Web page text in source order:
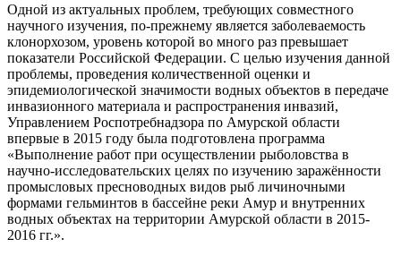
Одной из актуальных проблем, требующих совместного
научного изучения, по-прежнему является заболеваемость
клонорхозом, уровень которой во много раз превышает
показатели Российской Федерации. С целью изучения данной
проблемы, проведения количественной оценки и
эпидемиологической значимости водных объектов в передаче
инвазионного материала и распространения инвазий,
Управлением Роспотребнадзора по Амурской области
впервые в 2015 году была подготовлена программа
«Выполнение работ при осуществлении рыболовства в
научно-исследовательских целях по изучению заражённости
промысловых пресноводных видов рыб личиночными
формами гельминтов в бассейне реки Амур и внутренних
водных объектах на территории Амурской области в 2015-
2016 гг.».